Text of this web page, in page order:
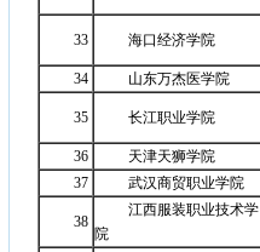
33 海口经济学院
34
山东万杰医学院
35 长江职业学院
36
天津天狮学院
37
武汉商贸职业学院
38
江西服装职业技术学
院